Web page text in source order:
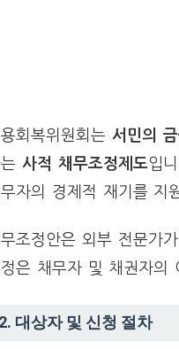
회복위원회는 서민의
사적 채무조정제도입
자의 경제적 재기를 지
조정안은 외부 전문가
은 채무자 및 채권자의
2. 대상자 및 신청 절차